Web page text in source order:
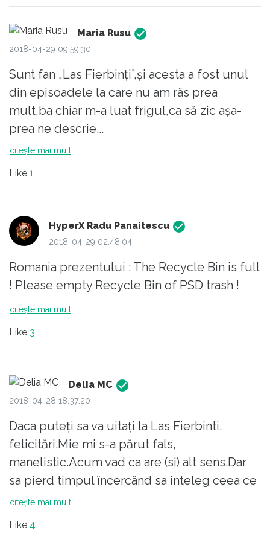
Maria Rusu
2018-04-29 09:59:30
Sunt fan „Las Fierbinți”,și acesta a fost unul
din episoadele la care nu am râs prea
mult,ba chiar m-a luat frigul,ca să zic așa-
prea ne descrie...
citește mai mult
Like 1
HyperX Radu Panaitescu
2018-04-29 02:48:04
Romania prezentului : The Recycle Bin is full
! Please empty Recycle Bin of PSD trash !
citește mai mult
Like 3
Delia MC
2018-04-28 18:37:20
Daca puteți sa va uitați la Las Fierbinti,
felicitări.Mie mi s-a părut fals,
manelistic.Acum vad ca are (si) alt sens.Dar
sa pierd timpul încercând sa inteleg ceea ce
stiu deja, nu vreau, mi-ar parea masochism
citește mai mult
Like 4